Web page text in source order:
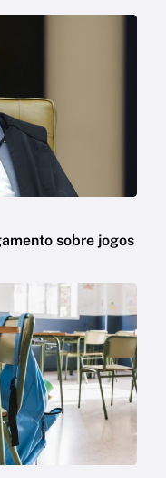
sobre jogos